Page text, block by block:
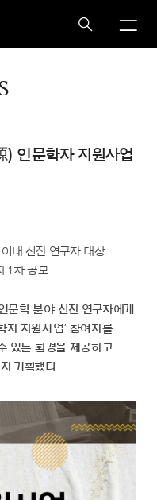
Total
) 인문학자 지원사업
내 신진 연구자 대상
1차 공모
문학 분야 신진 연구자에게
자 지원사업’ 참여자를
있는 환경을 제공하고
기획했다.